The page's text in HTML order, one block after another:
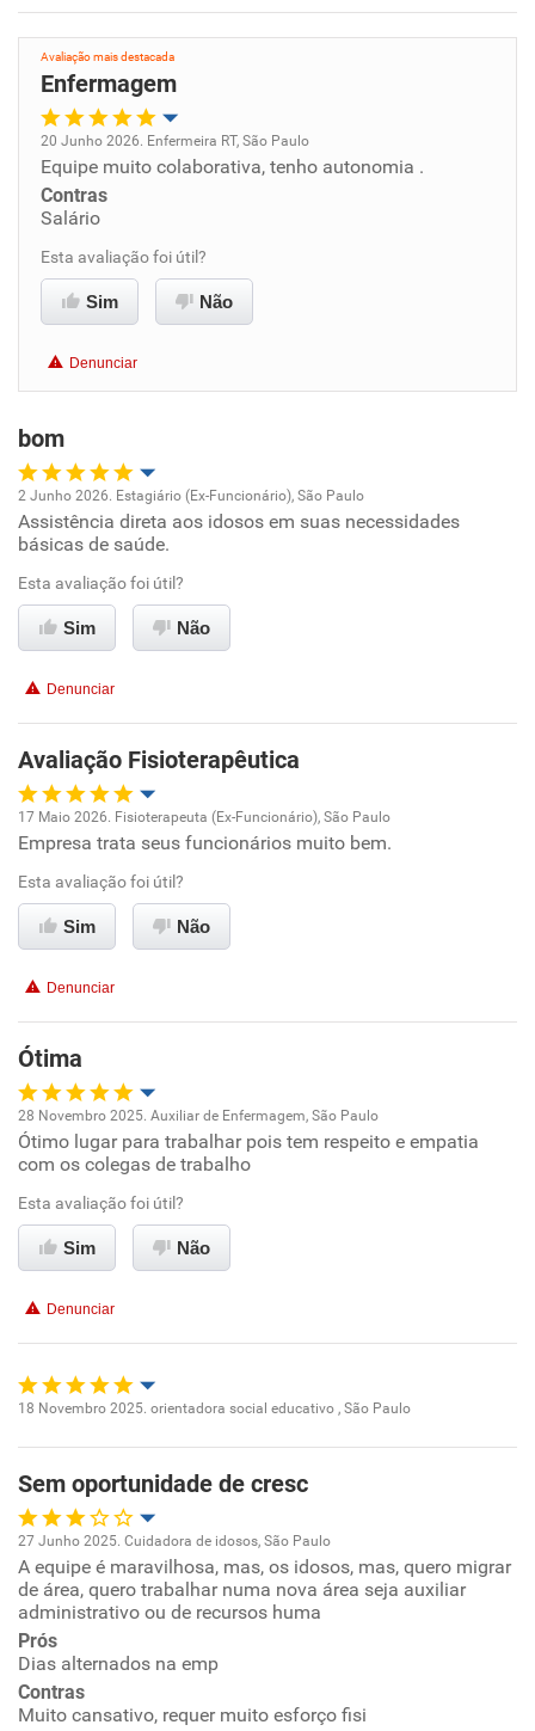
Avaliação mais destacada
Enfermagem
Oportunidade de promoção
Ambiente de trabalho
Conciliação com a vida familiar
20 Junho 2026. Enfermeira RT, São Paulo
Equipe muito colaborativa, tenho autonomia .
Contras
Salário
Esta avaliação foi útil?
Sim Não
Denunciar
bom
Oportunidade de promoção
Ambiente de trabalho
Conciliação com a vida familiar
Recomenda esta empresa
Recomenda a diretoria
2 Junho 2026. Estagiário (Ex-Funcionário), São Paulo
Assistência direta aos idosos em suas necessidades
básicas de saúde.
Esta avaliação foi útil?
Sim Não
Denunciar
Avaliação Fisioterapêutica
Oportunidade de promoção
Ambiente de trabalho
Benefícios
Recomenda esta empresa
Recomenda a diretoria
17 Maio 2026. Fisioterapeuta (Ex-Funcionário), São Paulo
Empresa trata seus funcionários muito bem.
Esta avaliação foi útil?
Sim Não
Denunciar
Ótima
Oportunidade de promoção
Ambiente de trabalho
Conciliação com a vida familiar
Recomenda esta empresa
Recomenda a diretoria
28 Novembro 2025. Auxiliar de Enfermagem, São Paulo
Ótimo lugar para trabalhar pois tem respeito e empatia
com os colegas de trabalho
Esta avaliação foi útil?
Sim Não
Denunciar
Ambiente de trabalho
Conciliação com a vida familiar
Benefícios
Recomenda esta empresa
Não recomenda a diretoria
18 Novembro 2025. orientadora social educativo , São Paulo
Sem oportunidade de cresc
Oportunidade de promoção
Conciliação com a vida familiar
27 Junho 2025. Cuidadora de idosos, São Paulo
A equipe é maravilhosa, mas, os idosos, mas, quero migrar
de área, quero trabalhar numa nova área seja auxiliar
administrativo ou de recursos huma
Prós
Dias alternados na emp
Contras
Muito cansativo, requer muito esforço fisi